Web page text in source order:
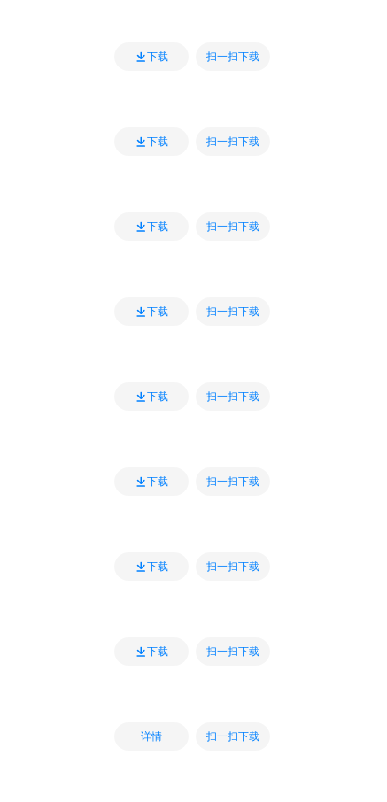
下载 扫一扫下载
下载 扫一扫下载
下载 扫一扫下载
下载 扫一扫下载
下载 扫一扫下载
下载 扫一扫下载
下载 扫一扫下载
下载 扫一扫下载
详情 扫一扫下载